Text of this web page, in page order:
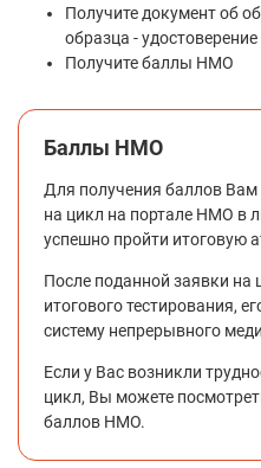
Косметология
Лабораторная генетика
Лечебное дело
Мануальная терапия
Неврология
Нейрохирургия
Нефрология
Общая врачебная
Общая гигиена
Онкология
Организация
Получите документ об
образца -
Получите баллы НМО
Баллы НМО
Для получения баллов
на цикл на портале НМО в
успешно пройти итоговую
После поданной заявки на
итогового тестирования,
систему непрерывного
Если у Вас возникли
цикл, Вы можете
баллов НМО.